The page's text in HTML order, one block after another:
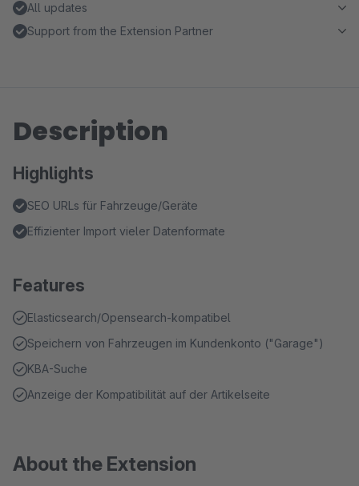
All updates
Support from the Extension Partner
Description
Highlights
SEO URLs für Fahrzeuge/Geräte
Effizienter Import vieler Datenformate
Features
Elasticsearch/Opensearch-kompatibel
Speichern von Fahrzeugen im Kundenkonto ("Garage")
KBA-Suche
Anzeige der Kompatibilität auf der Artikelseite
About the Extension